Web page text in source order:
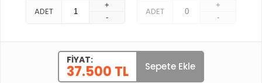
ADET
+
-
ADET
+
-
FIYAT:
37.500 TL Sepete Ekle